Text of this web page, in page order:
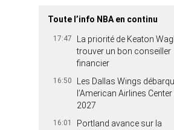
Toute l’info NBA en continu
17:47
La priorité de Keaton
trouver un bon conseiller
financier
16:50
Les Dallas Wings
l’American Airlines Center
2027
16:01
Portland avance sur la